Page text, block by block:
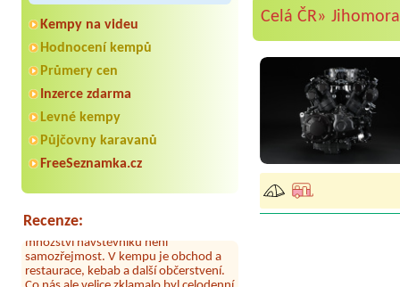
Kempy na videu
Hodnocení kempů
Průmery cen
Inzerce zdarma
Levné kempy
Půjčovny karavanů
FreeSeznamka.cz
Recenze:
Aneta Melicharová
Byli jsme zde v týdnu od 25.7. do 1.8.
doplněný papír i utěrky, což při
množství návštěvníků není
samozřejmost. V kempu je obchod a
restaurace, kebab a další občerstvení.
Co nás ale velice zklamalo byl celodenní
Celá ČR»